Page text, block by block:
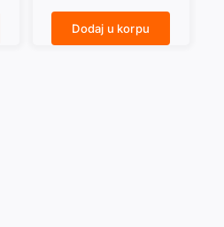
Dodaj u korpu